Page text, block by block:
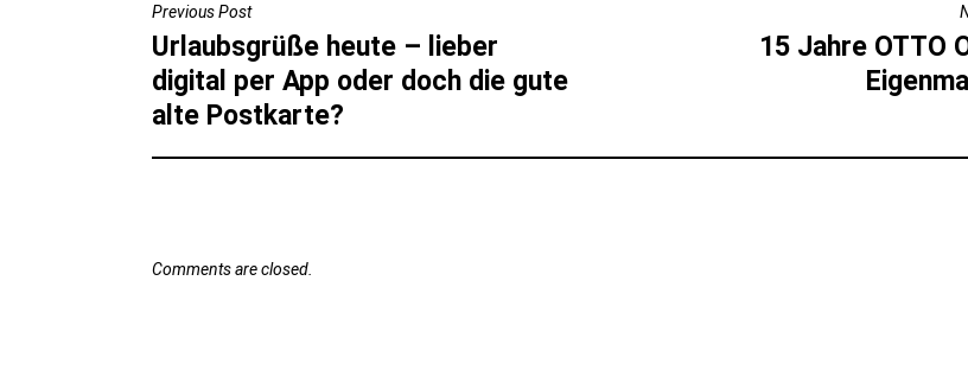
BEITRAGSNAVIGATION
Previous Post
Urlaubsgrüße heute – lieber
digital per App oder doch die gute
alte Postkarte?
15 Jahre OTTO
Comments are closed.